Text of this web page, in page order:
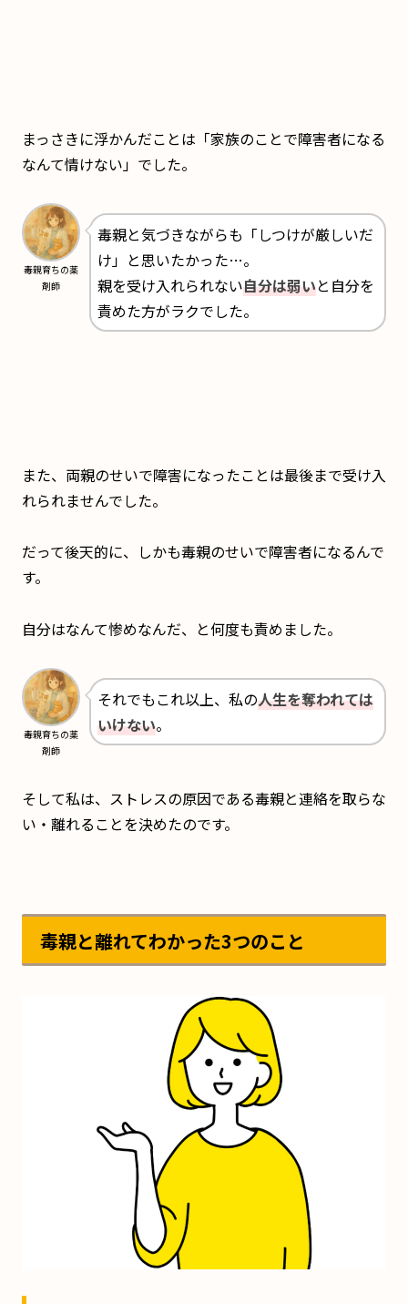
まっさきに浮かんだことは「家族のことで障害者になる
なんて情けない」でした。
毒親育ちの薬
剤師
毒親と気づきながらも「しつけが厳しいだ
け」と思いたかった…。
親を受け入れられない自分は弱いと自分を
責めた方がラクでした。
また、両親のせいで障害になったことは最後まで受け入
れられませんでした。
だって後天的に、しかも毒親のせいで障害者になるんで
す。
自分はなんて惨めなんだ、と何度も責めました。
毒親育ちの薬
剤師
それでもこれ以上、私の人生を奪われては
いけない。
そして私は、ストレスの原因である毒親と連絡を取らな
い・離れることを決めたのです。
毒親と離れてわかった3つのこと